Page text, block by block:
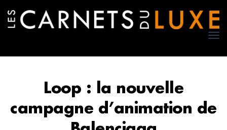
Loop : la nouvelle
campagne d’animation de